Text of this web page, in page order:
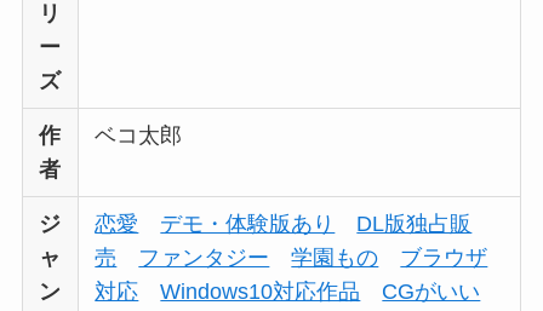
リ
ー
ズ
作
者
ベコ太郎
ジ
ャ
ン
恋愛 デモ・体験版あり
DL版独占販
売
ファンタジー 学園もの
ブラウザ
対応
Windows10対応作品
CGがいい